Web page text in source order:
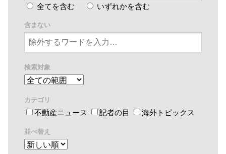
全てを含む いずれかを含む
含まない
検索対象
カテゴリ
不動産ニュース 記者の目 海外トピックス
並べ替え